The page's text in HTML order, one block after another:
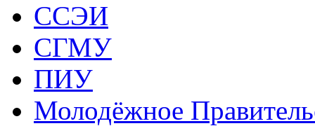
ССЭИ
СГМУ
ПИУ
Молодёжное